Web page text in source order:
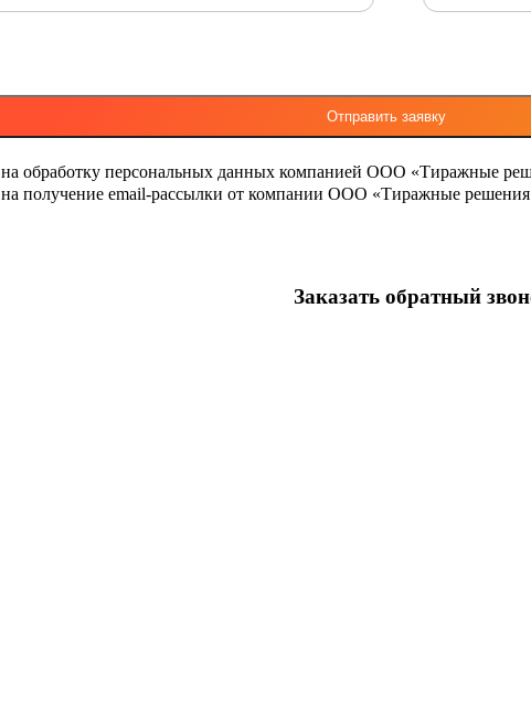
на обработку персональных данных компанией ООО «Тиражные
на получение email-рассылки от компании ООО «Тиражные
Заказать обратный